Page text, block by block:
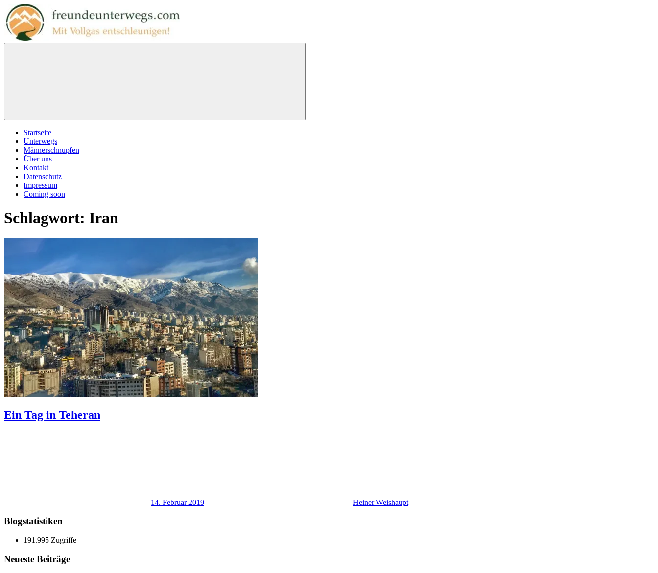
Zum
Inhalt
springen
Menu
Startseite
Unterwegs
Männerschnupfen
Über uns
Kontakt
Datenschutz
Impressum
Coming soon
Schlagwort: Iran
Ein Tag in Teheran
14. Februar 2019 Heiner Weishaupt
Blogstatistiken
191.995 Zugriffe
Neueste Beiträge